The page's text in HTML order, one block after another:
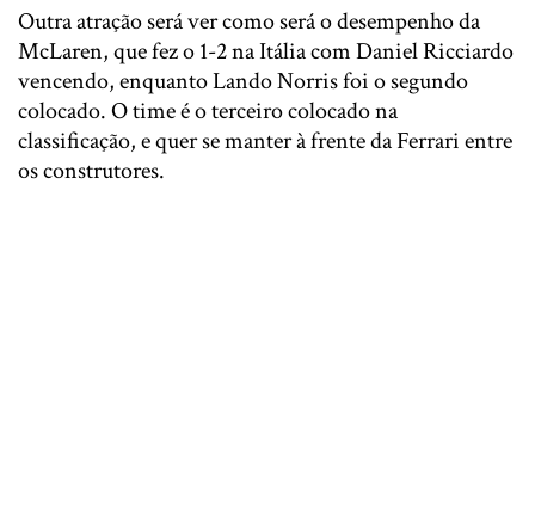
Outra atração será ver como será o desempenho da
McLaren, que fez o 1-2 na Itália com Daniel Ricciardo
vencendo, enquanto Lando Norris foi o segundo
colocado. O time é o terceiro colocado na
classificação, e quer se manter à frente da Ferrari entre
os construtores.